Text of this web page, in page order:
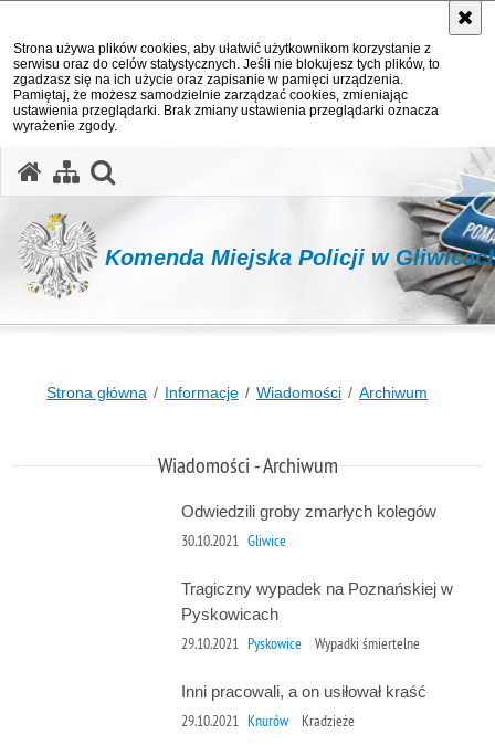
Strona używa plików cookies, aby ułatwić użytkownikom korzystanie z
serwisu oraz do celów statystycznych. Jeśli nie blokujesz tych plików, to
zgadzasz się na ich użycie oraz zapisanie w pamięci urządzenia.
Pamiętaj, że możesz samodzielnie zarządzać cookies, zmieniając
ustawienia przeglądarki. Brak zmiany ustawienia przeglądarki oznacza
wyrażenie zgody.
Komenda Miejska Policji w
Strona główna Informacje Wiadomości Archiwum
Wiadomości - Archiwum
Odwiedzili groby zmarłych kolegów
30.10.2021 Gliwice
Tragiczny wypadek na Poznańskiej w
Pyskowicach
29.10.2021 Pyskowice Wypadki śmiertelne
Inni pracowali, a on usiłował kraść
29.10.2021 Knurów Kradzieże